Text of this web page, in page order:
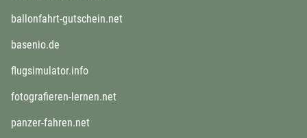
ballonfahrt-gutschein.net
basenio.de
flugsimulator.info
fotografieren-lernen.net
panzer-fahren.net